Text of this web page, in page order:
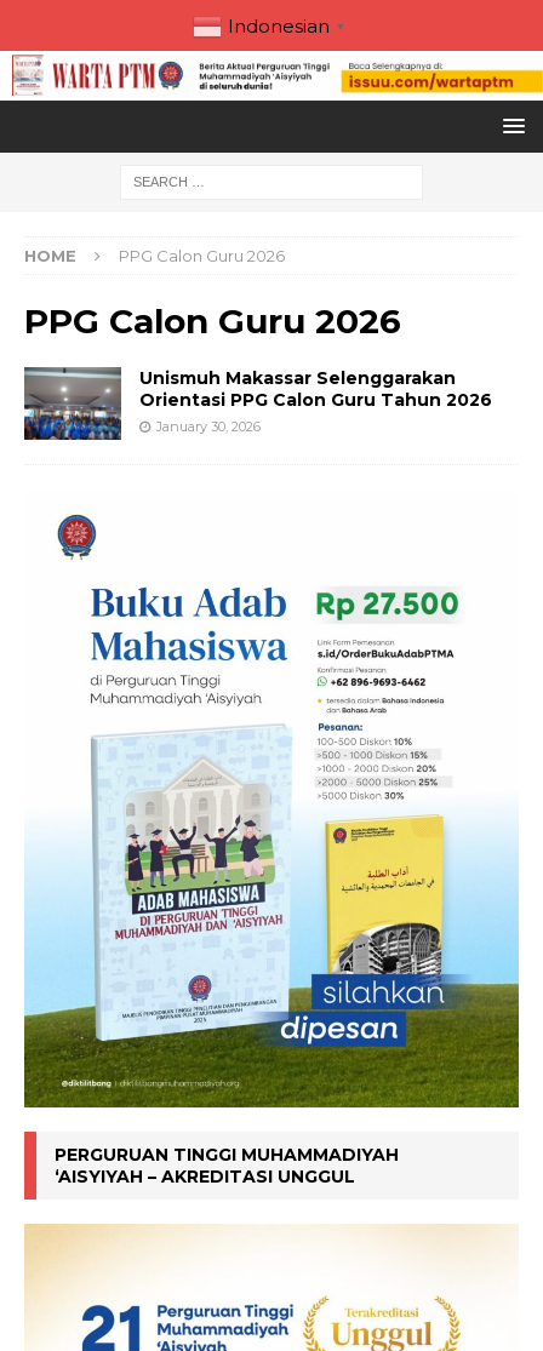
Indonesian ▼
HOME PPG Calon Guru 2026
PPG Calon Guru 2026
Unismuh Makassar Selenggarakan
Orientasi PPG Calon Guru Tahun 2026
January 30, 2026
PERGURUAN TINGGI MUHAMMADIYAH
‘AISYIYAH – AKREDITASI UNGGUL